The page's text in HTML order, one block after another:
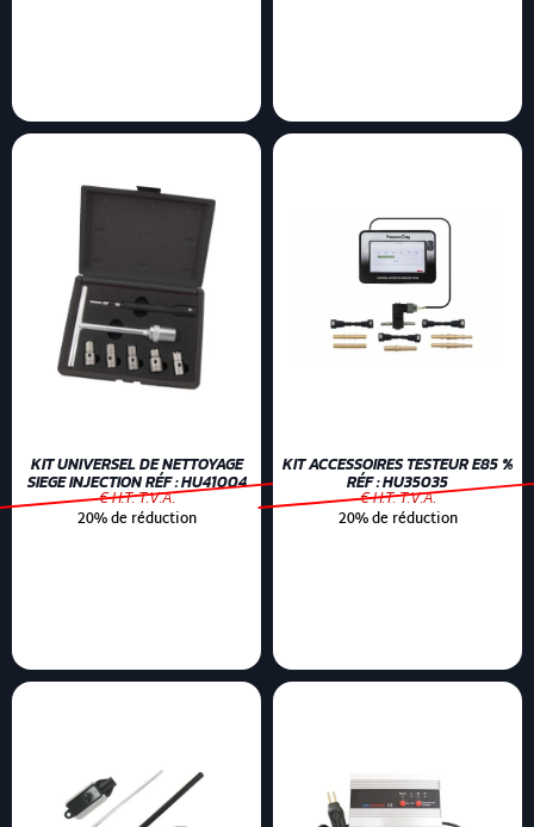
KIT UNIVERSEL DE NETTOYAGE
SIEGE INJECTION RÉF : HU41004
€ H.T. T.V.A.
20% de réduction
KIT ACCESSOIRES TESTEUR E85 %
RÉF : HU35035
€ H.T. T.V.A.
20% de réduction